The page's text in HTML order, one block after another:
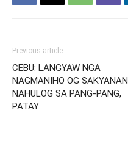
Previous article
CEBU: LANGYAW NGA
NAGMANIHO OG SAKYANAN
NAHULOG SA PANG-PANG,
PATAY